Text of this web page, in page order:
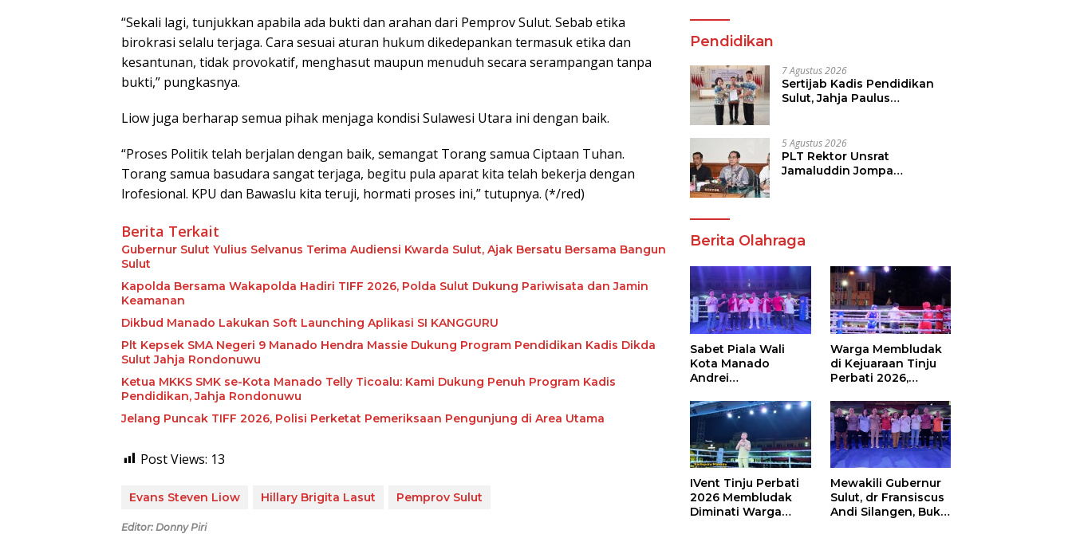
“Sekali lagi, tunjukkan apabila ada bukti dan arahan dari Pemprov Sulut. Sebab etika
birokrasi selalu terjaga. Cara sesuai aturan hukum dikedepankan termasuk etika dan
kesantunan, tidak provokatif, menghasut maupun menuduh secara serampangan tanpa
bukti,” pungkasnya.
Liow juga berharap semua pihak menjaga kondisi Sulawesi Utara ini dengan baik.
“Proses Politik telah berjalan dengan baik, semangat Torang samua Ciptaan Tuhan.
Torang samua basudara sangat terjaga, begitu pula aparat kita telah bekerja dengan
lrofesional. KPU dan Bawaslu kita teruji, hormati proses ini,” tutupnya. (*/red)
Berita Terkait
Gubernur Sulut Yulius Selvanus Terima Audiensi Kwarda Sulut, Ajak Bersatu Bersama Bangun
Sulut
Kapolda Bersama Wakapolda Hadiri TIFF 2026, Polda Sulut Dukung Pariwisata dan Jamin
Keamanan
Dikbud Manado Lakukan Soft Launching Aplikasi SI KANGGURU
Plt Kepsek SMA Negeri 9 Manado Hendra Massie Dukung Program Pendidikan Kadis Dikda
Sulut Jahja Rondonuwu
Ketua MKKS SMK se-Kota Manado Telly Ticoalu: Kami Dukung Penuh Program Kadis
Pendidikan, Jahja Rondonuwu
Jelang Puncak TIFF 2026, Polisi Perketat Pemeriksaan Pengunjung di Area Utama
Post Views: 13
Evans Steven Liow Hillary Brigita Lasut Pemprov Sulut
Editor: Donny Piri
Pendidikan
7 Agustus 2026
Sertijab Kadis Pendidikan
Sulut, Jahja Paulus
Pendidikan
5 Agustus 2026
PLT Rektor Unsrat
Jamaluddin Jompa
Berita Olahraga
Sabet Piala Wali
Kota Manado
Andrei
Boxing Camp Juara
Umum Tinju Perbati
2026
Warga Membludak
di Kejuaraan Tinju
Perbati 2026,
Piala Wali Kota
IVent Tinju Perbati
2026 Membludak
Diminati Warga
Mewakili Gubernur
Sulut, dr Fransiscus
Andi Silangen, Buka